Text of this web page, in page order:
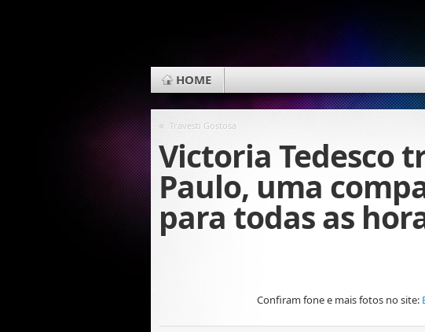
HOME
« Travesti Gostosa
Victoria Tedesco
Paulo, uma
para todas as
Confiram fone e mais fotos no site: